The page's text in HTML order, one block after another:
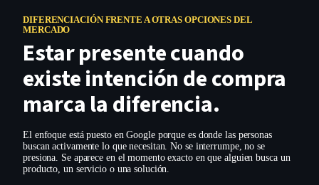
DIFERENCIACIÓN FRENTE A OTRAS OPCIONES DEL
MERCADO
Estar presente cuando
existe intención de compra
marca la diferencia.
El enfoque está puesto en Google porque es donde las personas
buscan activamente lo que necesitan. No se interrumpe, no se
presiona. Se aparece en el momento exacto en que alguien busca un
producto, un servicio o una solución.